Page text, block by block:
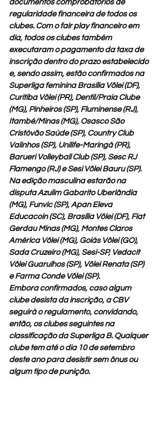
documentos comprobatórios de
regularidade financeira de todos os
clubes. Com o fair play financeiro em
dia, todos os clubes também
executaram o pagamento da taxa de
inscrição dentro do prazo estabelecido
e, sendo assim, estão confirmados na
Superliga feminina Brasília Vôlei (DF),
Curitiba Vôlei (PR), Dentil/Praia Clube
(MG), Pinheiros (SP), Fluminense (RJ),
Itambé/Minas (MG), Osasco São
Cristóvão Saúde (SP), Country Club
Valinhos (SP), Unilife-Maringá (PR),
Barueri Volleyball Club (SP), Sesc RJ
Flamengo (RJ) e Sesi Vôlei Bauru (SP).
Na edição masculina estarão na
disputa Azulim Gabarito Uberlândia
(MG), Funvic (SP), Apan Eleva
Educacoin (SC), Brasília Vôlei (DF), Fiat
Gerdau Minas (MG), Montes Claros
América Vôlei (MG), Goiás Vôlei (GO),
Sada Cruzeiro (MG), Sesi-SP, Vedacit
Vôlei Guarulhos (SP), Vôlei Renata (SP)
e Farma Conde Vôlei (SP).
Embora confirmados, caso algum
clube desista da inscrição, a CBV
seguirá o regulamento, convidando,
então, os clubes seguintes na
classificação da Superliga B. Qualquer
clube tem até o dia 10 de setembro
deste ano para desistir sem ônus ou
algum tipo de punição.